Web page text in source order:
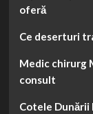
oferă
Ce deserturi
Medic chirurg
consult
Cotele Dunării